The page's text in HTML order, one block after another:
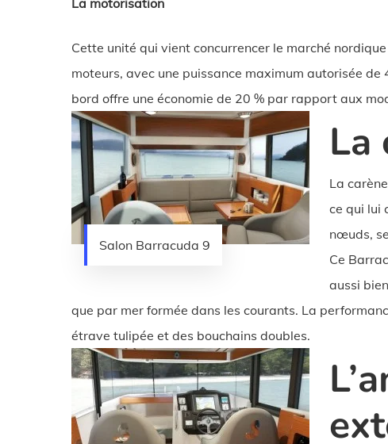
La motorisation
Cette unité qui vient concurrencer le marché
moteurs, avec une puissance maximum autorisée
bord offre une économie de 20 % par rapport aux
Salon Barracuda 9
La
La
ce qui lui
nœuds,
Ce
aussi
que par mer formée dans les courants. La
étrave tulipée et des bouchains doubles.